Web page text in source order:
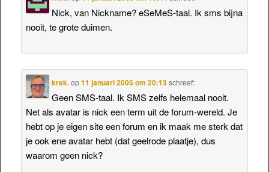
Nick, van Nickname? eSeMeS-taal. Ik sms bijna
nooit, te grote duimen.
krek.op11 januari 2005 om 20:13 schreef:
Geen SMS-taal. Ik SMS zelfs helemaal nooit.
Net als avatar is nick een term uit de forum-wereld. Je
hebt op je eigen site een forum en ik maak me sterk dat
je ook ene avatar hebt (dat geelrode plaatje), dus
waarom geen nick?